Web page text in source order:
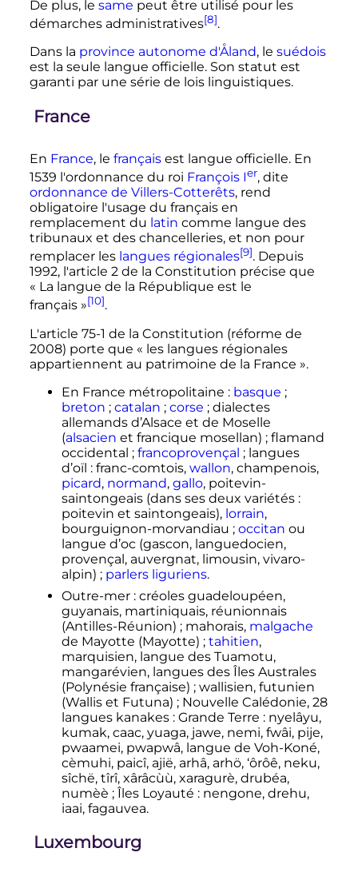
De plus, le same peut être utilisé pour les
démarches administratives[8].
Dans la province autonome d'Åland, le suédois
est la seule langue officielle. Son statut est
garanti par une série de lois linguistiques.
France
En France, le françaisest langue officielle. En
1539 l'ordonnance du roi François Ier, dite
ordonnance de Villers-Cotterêts, rend
obligatoire l'usage du français en
remplacement du latin comme langue des
tribunaux et des chancelleries, et non pour
remplacer les langues régionales[9]. Depuis
1992, l'article 2 de la Constitution précise que
« La langue de la République est le
français »[10].
L'article 75-1 de la Constitution (réforme de
2008) porte que « les langues régionales
appartiennent au patrimoine de la France ».
En France métropolitaine : basque ;
breton ; catalan ; corse ; dialectes
allemands d’Alsace et de Moselle
(alsacien et francique mosellan) ; flamand
occidental ; francoprovençal ; langues
d’oïl : franc-comtois, wallon, champenois,
picard, normand, gallo, poitevin-
saintongeais (dans ses deux variétés :
poitevin et saintongeais), lorrain,
bourguignon-morvandiau ; occitan ou
langue d’oc (gascon, languedocien,
provençal, auvergnat, limousin, vivaro-
alpin) ; parlers liguriens.
Outre-mer : créoles guadeloupéen,
guyanais, martiniquais, réunionnais
(Antilles-Réunion) ; mahorais, malgache
de Mayotte (Mayotte) ; tahitien,
marquisien, langue des Tuamotu,
mangarévien, langues des Îles Australes
(Polynésie française) ; wallisien, futunien
(Wallis et Futuna) ; Nouvelle Calédonie, 28
langues kanakes : Grande Terre : nyelâyu,
kumak, caac, yuaga, jawe, nemi, fwâi, pije,
pwaamei, pwapwâ, langue de Voh-Koné,
cèmuhi, paicî, ajië, arhâ, arhö, ‘ôrôê, neku,
sîchë, tîrî, xârâcùù, xaragurè, drubéa,
numèè ; Îles Loyauté : nengone, drehu,
iaai, fagauvea.
Luxembourg